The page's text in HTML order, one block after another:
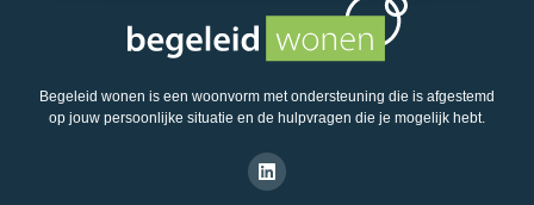
Begeleid wonen is een woonvorm met ondersteuning die is afgestemd
op jouw persoonlijke situatie en de hulpvragen die je mogelijk hebt.